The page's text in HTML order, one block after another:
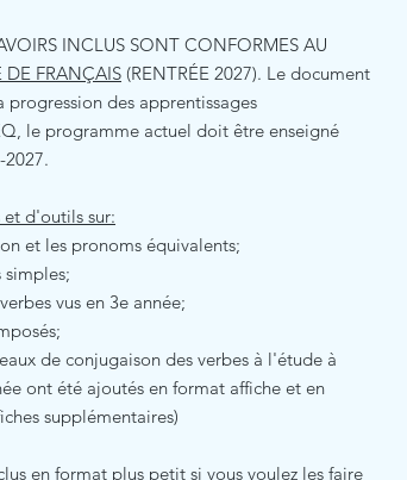
INCLUS SONT CONFORMES AU
DE FRANÇAIS (RENTRÉE 2027). Le document
des apprentissages
le programme actuel doit être enseigné
et d'outils sur:
et les pronoms équivalents;
simples;
vus en 3e année;
de conjugaison des verbes à l'étude à
ont été ajoutés en format affiche et en
supplémentaires)
en format plus petit si vous voulez les faire